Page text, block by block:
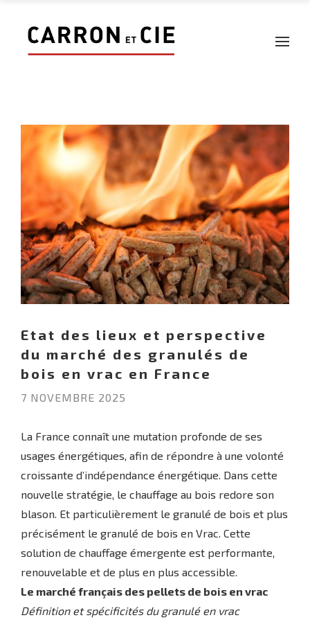
Etat des lieux et perspective
du marché des granulés de
bois en vrac en France
7 NOVEMBRE 2025
La France connaît une mutation profonde de ses
usages énergétiques, afin de répondre à une volonté
croissante d’indépendance énergétique. Dans cette
nouvelle stratégie, le chauffage au bois redore son
blason. Et particulièrement le granulé de bois et plus
précisément le granulé de bois en Vrac. Cette
solution de chauffage émergente est performante,
renouvelable et de plus en plus accessible.
Le marché français des pellets de bois en vrac
Définition et spécificités du granulé en vrac